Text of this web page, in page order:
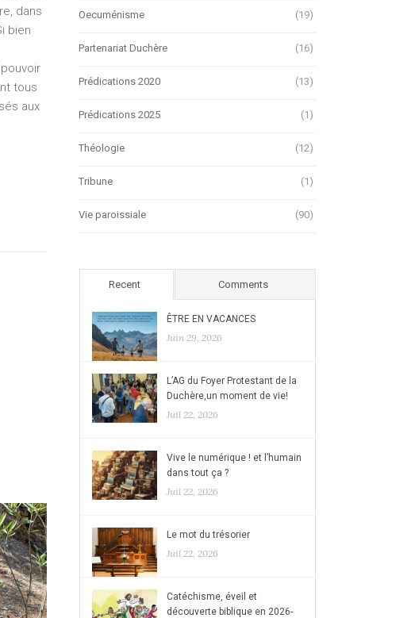
dans
bien
tous
aux
Oecuménisme (19)
Partenariat Duchère (16)
Prédications 2020 (13)
Prédications 2025 (1)
Théologie (12)
Tribune (1)
Vie paroissiale (90)
Recent Comments
ÊTRE EN VACANCES
Juin 29, 2026
L’AG du Foyer Protestant de la
Duchère,un moment de vie!
Juil 22, 2026
Vive le numérique ! et l’humain
dans tout ça ?
Juil 22, 2026
Le mot du trésorier
Juil 22, 2026
Catéchisme, éveil et
découverte biblique en 2026-